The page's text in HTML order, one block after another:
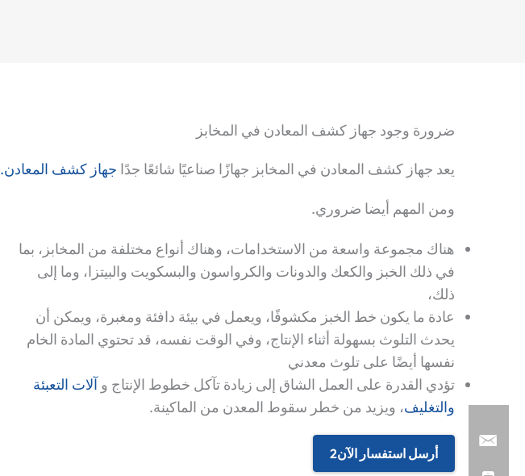
ضرورة وجود جهاز كشف المعادن في المخابز
يعد جهاز كشف المعادن في المخابز جهازًا صناعيًا شائعًا جدًا جهاز كشف المعادن.
ومن المهم أيضا ضروري.
هناك مجموعة واسعة من الاستخدامات، وهناك أنواع مختلفة من المخابز، بما
في ذلك الخبز والكعك والدونات والكرواسون والبسكويت والبيتزا، وما إلى
ذلك،
عادة ما يكون خط الخبز مكشوفًا، ويعمل في بيئة دافئة ومغبرة، ويمكن أن
يحدث التلوث بسهولة أثناء الإنتاج، وفي الوقت نفسه، قد تحتوي المادة الخام
نفسها أيضًا على تلوث معدني
تؤدي القدرة على العمل الشاق إلى زيادة تآكل خطوط الإنتاج و آلات التعبئة
والتغليف، ويزيد من خطر سقوط المعدن من الماكينة.
أرسل استفسار الآن2